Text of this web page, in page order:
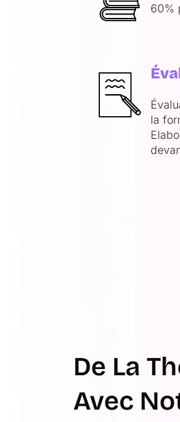
60%
la
De La
Avec